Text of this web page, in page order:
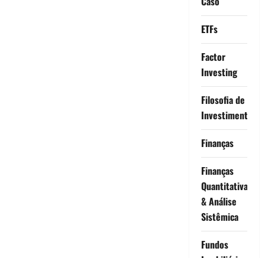
ETFs
Factor
Investing
Filosofia de
Investimento
Finanças
Finanças
Quantitativas
& Análise
Sistêmica
Fundos